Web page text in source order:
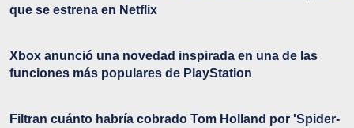
que se estrena en Netflix
Xbox anunció una novedad inspirada en una de las
funciones más populares de PlayStation
Filtran cuánto habría cobrado Tom Holland por 'Spider-